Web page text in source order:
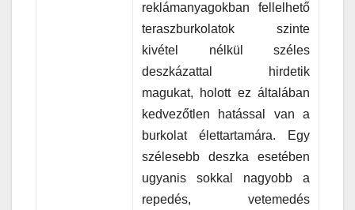
reklámanyagokban fellelhető
teraszburkolatok szinte
kivétel nélkül széles
deszkázattal hirdetik
magukat, holott ez általában
kedvezőtlen hatással van a
burkolat élettartamára. Egy
szélesebb deszka esetében
ugyanis sokkal nagyobb a
repedés, vetemedés